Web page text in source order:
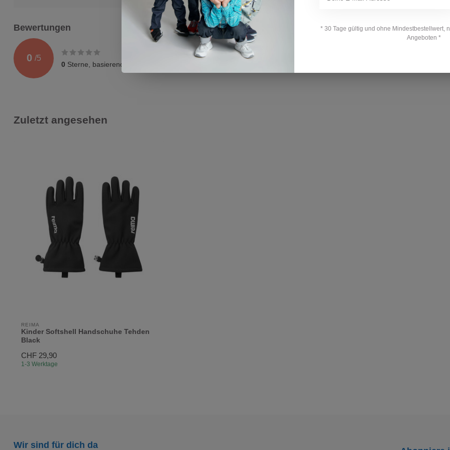
Bewertungen
0 /5
0 Sterne, basierend auf
Zuletzt angesehen
REIMA
Kinder Softshell Handschuhe Tehden
Black
CHF 29,90
1-3 Werktage
Wir sind für dich da
* 30 Tage gültig und ohne Mindestbestellwert,
Angeboten *